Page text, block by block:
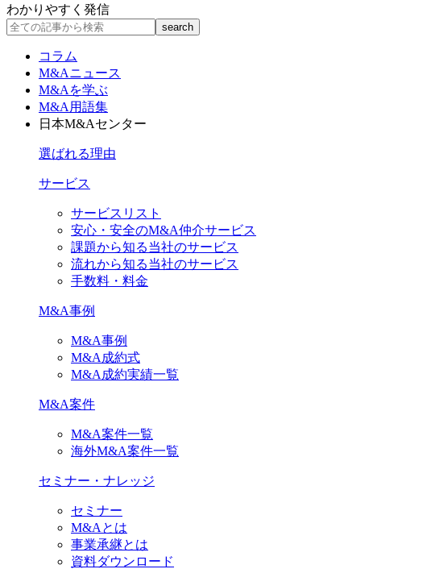
わかりやすく発信
コラム
M&Aニュース
M&Aを学ぶ
M&A用語集
日本M&Aセンター
選ばれる理由
サービス
サービスリスト
安心・安全のM&A仲介サービス
課題から知る当社のサービス
流れから知る当社のサービス
手数料・料金
M&A事例
M&A事例
M&A成約式
M&A成約実績一覧
M&A案件
M&A案件一覧
海外M&A案件一覧
セミナー・ナレッジ
セミナー
M&Aとは
事業承継とは
資料ダウンロード